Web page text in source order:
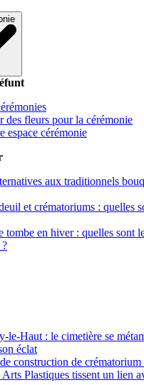
des fleurs pour la cérémonie
espace cérémonie
aux traditionnels
et crématoriums : quelles
tombe en hiver : quelles sont
le-Haut : le cimetière se
éclat
construction de
Plastiques tissent un lien